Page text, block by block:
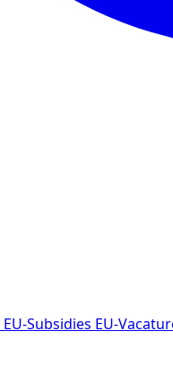
EU-Subsidies EU-